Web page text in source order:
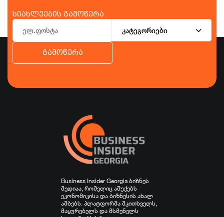
სიახლეების გამოწერა
კატეგორიები
გამოწერა
Business Insider Georgia ბიზნეს
მედიაა, რომელიც აშუქებს
ეკონომიკისა და ბიზნესის ახალ
ამბებს. პლატფორმა მკითხველს,
მაყურებელს და მსმენელს